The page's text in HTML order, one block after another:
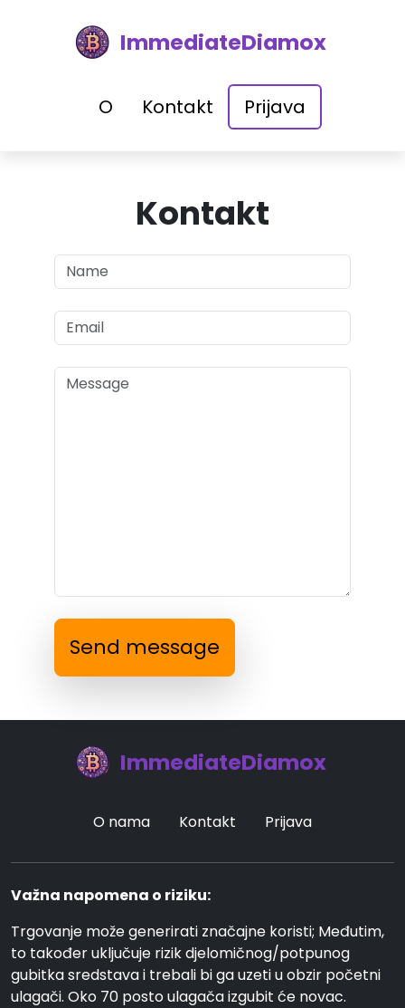
ImmediateDiamox
O Kontakt Prijava
Kontakt
Send message
ImmediateDiamox
O nama Kontakt Prijava
Važna napomena o riziku:
Trgovanje može generirati značajne koristi; Međutim,
to također uključuje rizik djelomičnog/potpunog
gubitka sredstava i trebali bi ga uzeti u obzir početni
ulagači. Oko 70 posto ulagača izgubit će novac.